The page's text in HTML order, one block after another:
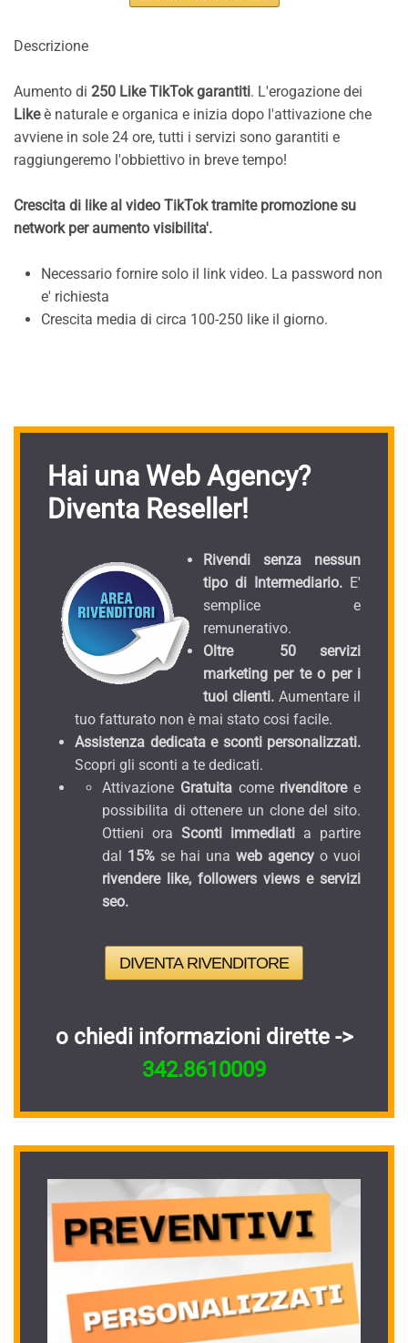
Descrizione
Aumento di 250 Like TikTok garantiti. L'erogazione dei
Likeè naturale e organica e inizia dopo l'attivazione che
avviene in sole 24 ore, tutti i servizi sono garantiti e
raggiungeremo l'obbiettivo in breve tempo!
Crescita di like al video TikTok tramite promozione su
network per aumento visibilita'.
Necessario fornire solo il link video. La password non
e' richiesta
Crescita media di circa 100-250 like il giorno.
Hai una Web Agency?
Diventa Reseller!
Rivendi senza nessun
tipo di Intermediario. E'
semplice e
remunerativo.
Oltre 50 servizi
marketing per te o per i
tuoi clienti. Aumentare il
tuo fatturato non è mai stato cosi facile.
Assistenza dedicata e sconti personalizzati.
Scopri gli sconti a te dedicati.
Attivazione Gratuitacomerivenditoree
possibilita di ottenere un clone del sito.
Ottieni ora Sconti immediati a partire
dal 15% se hai una web agency o vuoi
rivendere like, followers views e servizi
seo.
DIVENTA RIVENDITORE
o chiedi informazioni dirette ->
342.8610009